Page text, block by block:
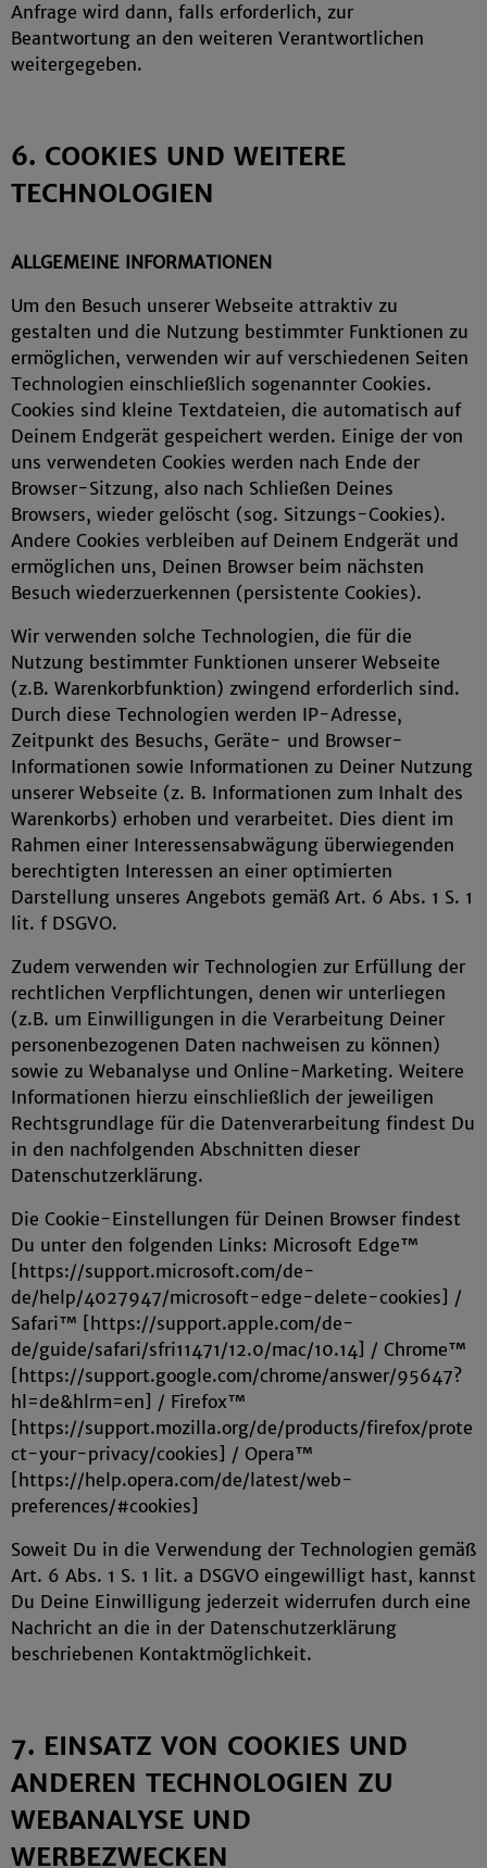
Anfrage wird dann, falls erforderlich, zur
Beantwortung an den weiteren Verantwortlichen
weitergegeben.
6. COOKIES UND WEITERE
TECHNOLOGIEN
ALLGEMEINE INFORMATIONEN
Um den Besuch unserer Webseite attraktiv zu
gestalten und die Nutzung bestimmter Funktionen zu
ermöglichen, verwenden wir auf verschiedenen Seiten
Technologien einschließlich sogenannter Cookies.
Cookies sind kleine Textdateien, die automatisch auf
Deinem Endgerät gespeichert werden. Einige der von
uns verwendeten Cookies werden nach Ende der
Browser-Sitzung, also nach Schließen Deines
Browsers, wieder gelöscht (sog. Sitzungs-Cookies).
Andere Cookies verbleiben auf Deinem Endgerät und
ermöglichen uns, Deinen Browser beim nächsten
Besuch wiederzuerkennen (persistente Cookies).
Wir verwenden solche Technologien, die für die
Nutzung bestimmter Funktionen unserer Webseite
(z.B. Warenkorbfunktion) zwingend erforderlich sind.
Durch diese Technologien werden IP-Adresse,
Zeitpunkt des Besuchs, Geräte- und Browser-
Informationen sowie Informationen zu Deiner Nutzung
unserer Webseite (z. B. Informationen zum Inhalt des
Warenkorbs) erhoben und verarbeitet. Dies dient im
Rahmen einer Interessensabwägung überwiegenden
berechtigten Interessen an einer optimierten
Darstellung unseres Angebots gemäß Art. 6 Abs. 1 S. 1
lit. f DSGVO.
Zudem verwenden wir Technologien zur Erfüllung der
rechtlichen Verpflichtungen, denen wir unterliegen
(z.B. um Einwilligungen in die Verarbeitung Deiner
personenbezogenen Daten nachweisen zu können)
sowie zu Webanalyse und Online-Marketing. Weitere
Informationen hierzu einschließlich der jeweiligen
Rechtsgrundlage für die Datenverarbeitung findest Du
in den nachfolgenden Abschnitten dieser
Datenschutzerklärung.
Die Cookie-Einstellungen für Deinen Browser findest
Du unter den folgenden Links: Microsoft Edge™
[https://support.microsoft.com/de-
de/help/4027947/microsoft-edge-delete-cookies] /
Safari™ [https://support.apple.com/de-
de/guide/safari/sfri11471/12.0/mac/10.14] / Chrome™
[https://support.google.com/chrome/answer/95647?
hl=de&hlrm=en] / Firefox™
[https://support.mozilla.org/de/products/firefox/prote
ct-your-privacy/cookies] / Opera™
[https://help.opera.com/de/latest/web-
preferences/#cookies]
Soweit Du in die Verwendung der Technologien gemäß
Art. 6 Abs. 1 S. 1 lit. a DSGVO eingewilligt hast, kannst
Du Deine Einwilligung jederzeit widerrufen durch eine
Nachricht an die in der Datenschutzerklärung
beschriebenen Kontaktmöglichkeit.
7. EINSATZ VON COOKIES UND
ANDEREN TECHNOLOGIEN ZU
WEBANALYSE UND
WERBEZWECKEN